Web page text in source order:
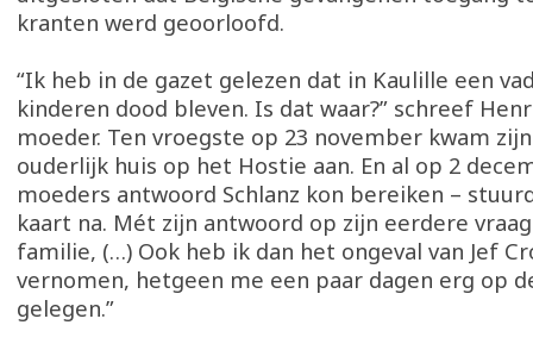
kranten werd geoorloofd.
“Ik heb in de gazet gelezen dat in Kaulille een
kinderen dood bleven. Is dat waar?” schreef
moeder. Ten vroegste op 23 november kwam
ouderlijk huis op het Hostie aan. En al op 2
moeders antwoord Schlanz kon bereiken –
kaart na. Mét zijn antwoord op zijn eerdere
familie, (…) Ook heb ik dan het ongeval van Jef
vernomen, hetgeen me een paar dagen erg op
gelegen.”